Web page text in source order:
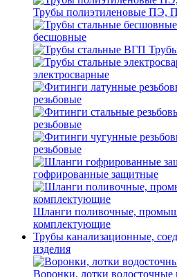
Трубы полиэтиленовые ПЭ,
бесшовные
электросварные
резьбовые
резьбовые
резьбовые
гофрированные защитные
Шланги поливочные,
комплектующие
Трубы канализационные,
изделия
Воронки, лотки